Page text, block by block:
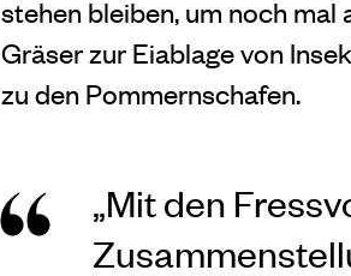
stehen bleiben, um noch mal
Gräser zur Eiablage von
zu den Pommernschafen.
„Mit den